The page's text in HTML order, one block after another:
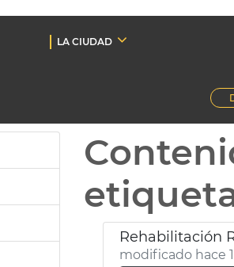
LA CIUDAD
Rehabilitación
modificado hace